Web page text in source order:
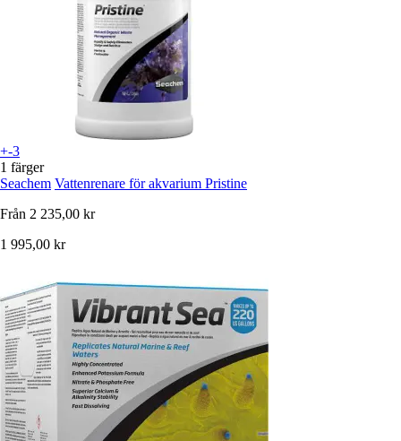
+-3
1 färger
Seachem Vattenrenare för akvarium Pristine
Från 2 235,00 kr
1 995,00 kr